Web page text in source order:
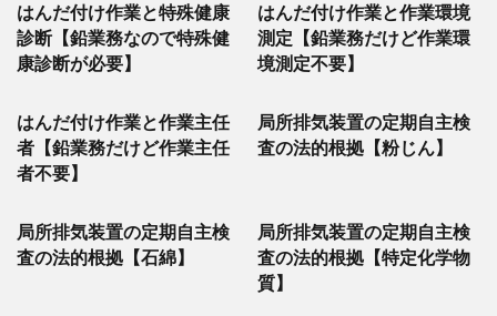
はんだ付け作業と特殊健康
診断【鉛業務なので特殊健
康診断が必要】
はんだ付け作業と作業環境
測定【鉛業務だけど作業環
境測定不要】
はんだ付け作業と作業主任
者【鉛業務だけど作業主任
者不要】
局所排気装置の定期自主検
査の法的根拠【粉じん】
局所排気装置の定期自主検
査の法的根拠【石綿】
局所排気装置の定期自主検
査の法的根拠【特定化学物
質】